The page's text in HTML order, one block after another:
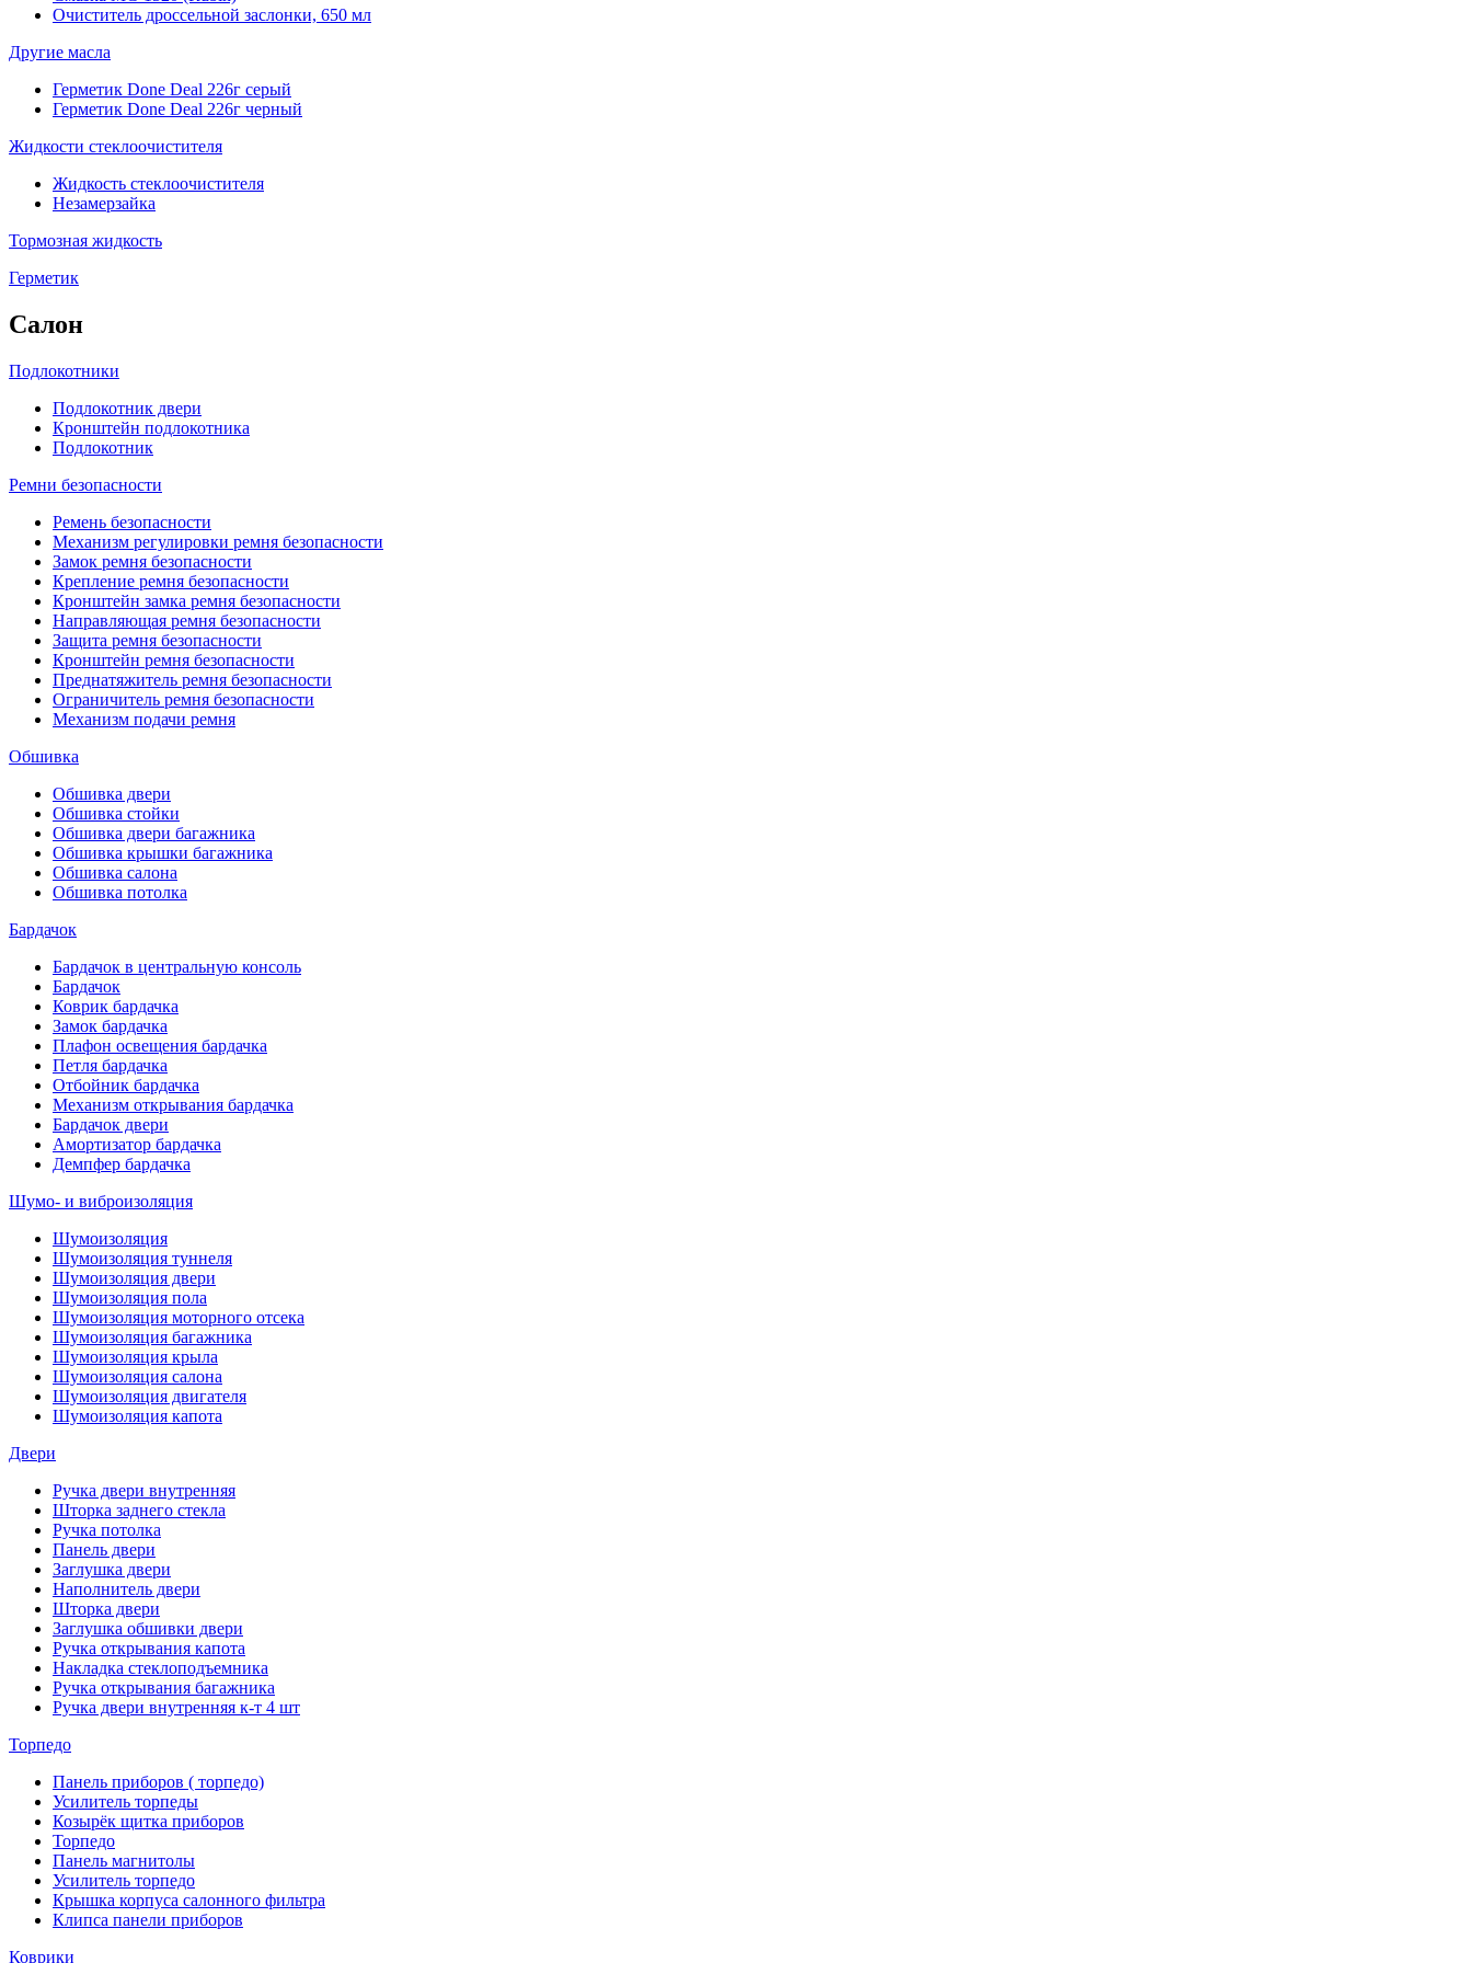
Очиститель дроссельной заслонки, 650 мл
Другие масла
Герметик Done Deal 226г серый
Герметик Done Deal 226г черный
Жидкости стеклоочистителя
Жидкость стеклоочистителя
Незамерзайка
Тормозная жидкость
Герметик
Салон
Подлокотники
Подлокотник двери
Кронштейн подлокотника
Подлокотник
Ремни безопасности
Ремень безопасности
Механизм регулировки ремня безопасности
Замок ремня безопасности
Крепление ремня безопасности
Кронштейн замка ремня безопасности
Направляющая ремня безопасности
Защита ремня безопасности
Кронштейн ремня безопасности
Преднатяжитель ремня безопасности
Ограничитель ремня безопасности
Механизм подачи ремня
Обшивка
Обшивка двери
Обшивка стойки
Обшивка двери багажника
Обшивка крышки багажника
Обшивка салона
Обшивка потолка
Бардачок
Бардачок в центральную консоль
Бардачок
Коврик бардачка
Замок бардачка
Плафон освещения бардачка
Петля бардачка
Отбойник бардачка
Механизм открывания бардачка
Бардачок двери
Амортизатор бардачка
Демпфер бардачка
Шумо- и виброизоляция
Шумоизоляция
Шумоизоляция туннеля
Шумоизоляция двери
Шумоизоляция пола
Шумоизоляция моторного отсека
Шумоизоляция багажника
Шумоизоляция крыла
Шумоизоляция салона
Шумоизоляция двигателя
Шумоизоляция капота
Двери
Ручка двери внутренняя
Шторка заднего стекла
Ручка потолка
Панель двери
Заглушка двери
Наполнитель двери
Шторка двери
Заглушка обшивки двери
Ручка открывания капота
Накладка стеклоподъемника
Ручка открывания багажника
Ручка двери внутренняя к-т 4 шт
Торпедо
Панель приборов ( торпедо)
Усилитель торпеды
Козырёк щитка приборов
Торпедо
Панель магнитолы
Усилитель торпедо
Крышка корпуса салонного фильтра
Клипса панели приборов
Коврики